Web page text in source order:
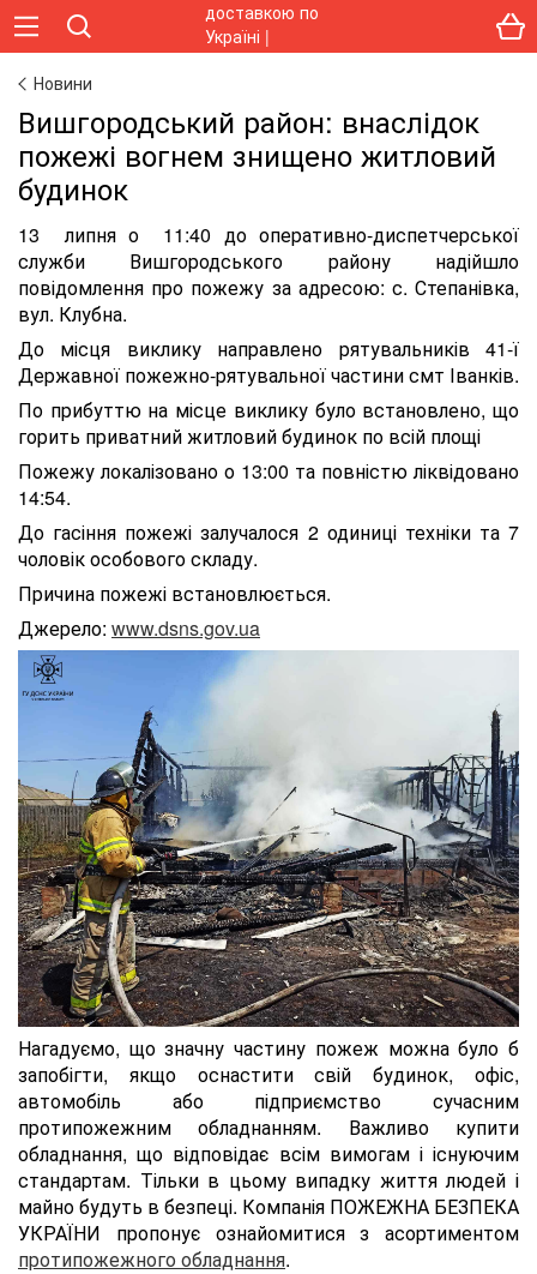
Новини
Вишгородський район: внаслідок
пожежі вогнем знищено житловий
будинок
13 липня о 11:40 до оперативно-диспетчерської
служби Вишгородського району надійшло
повідомлення про пожежу за адресою: с. Степанівка,
вул. Клубна.
До місця виклику направлено рятувальників 41-ї
Державної пожежно-рятувальної частини смт Іванків.
По прибуттю на місце виклику було встановлено, що
горить приватний житловий будинок по всій площі
Пожежу локалізовано о 13:00 та повністю ліквідовано
14:54.
До гасіння пожежі залучалося 2 одиниці техніки та 7
чоловік особового складу.
Причина пожежі встановлюється.
Джерело: www.dsns.gov.ua
Нагадуємо, що значну частину пожеж можна було б
запобігти, якщо оснастити свій будинок, офіс,
автомобіль або підприємство сучасним
протипожежним обладнанням. Важливо купити
обладнання, що відповідає всім вимогам і існуючим
стандартам. Тільки в цьому випадку життя людей і
майно будуть в безпеці. Компанія ПОЖЕЖНА БЕЗПЕКА
УКРАЇНИ пропонує ознайомитися з асортиментом
протипожежного обладнання.